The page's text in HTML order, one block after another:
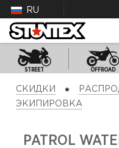
RU
STREET OFFROAD
СКИДКИ
ЭКИПИРОВКА
PATROL